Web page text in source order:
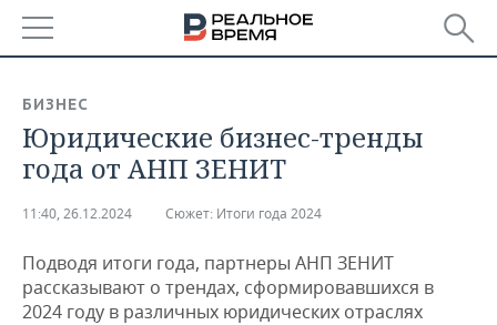
БАШКОРТОСТАН
ТАТАРСТАН
НОВОСТИ
АНАЛИТИКА
ДЕКЛАРАЦИИ О ДОХОДАХ
НОВОСТИ ЭКОНОМИКИ
ПРОМЫШЛЕННОСТЬ
БИЗНЕС
Юридические бизнес-тренды
года от АНП ЗЕНИТ
11:40, 26.12.2024 Сюжет: Итоги года 2024
Подводя итоги года, партнеры АНП ЗЕНИТ
рассказывают о трендах, сформировавшихся в
2024 году в различных юридических отраслях